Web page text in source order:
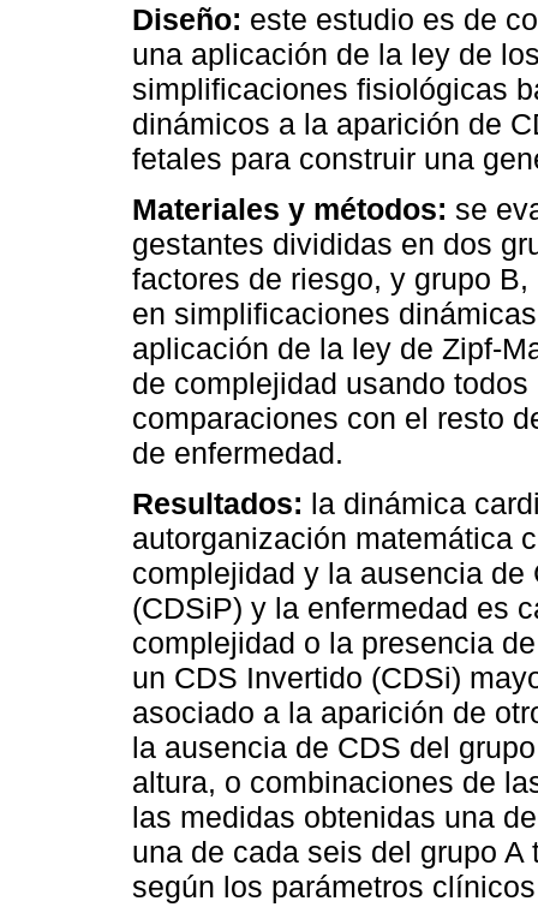
Diseño: este estudio es de
una aplicación de la ley de
simplificaciones fisiológicas
dinámicos a la aparición de
fetales para construir una
Materiales y métodos: se
gestantes divididas en dos
factores de riesgo, y grupo
en simplificaciones
aplicación de la ley de Zipf-
de complejidad usando
comparaciones con el resto
de enfermedad.
Resultados: la dinámica
autorganización matemática
complejidad y la ausencia
(CDSiP) y la enfermedad es
complejidad o la presencia
un CDS Invertido (CDSi)
asociado a la aparición de
la ausencia de CDS del
altura, o combinaciones de
las medidas obtenidas una
una de cada seis del grupo
según los parámetros